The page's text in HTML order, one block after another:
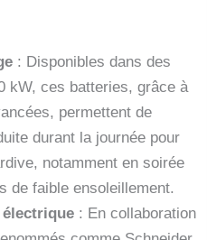
: Disponibles dans des
kW, ces batteries, grâce à
permettent de
durant la journée pour
notamment en soirée
de faible ensoleillement.
électrique : En collaboration